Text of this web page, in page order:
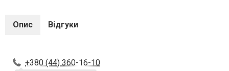
Опис Відгуки
+380 (44) 360-16-10